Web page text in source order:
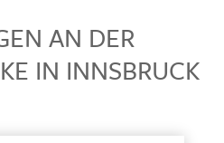
AN DER
IN INNSBRUCK